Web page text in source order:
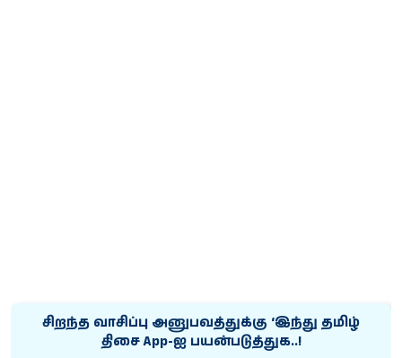
சிறந்த வாசிப்பு அனுபவத்துக்கு ‘இந்து தமிழ்
திசை App-ஐ பயன்படுத்துக..!